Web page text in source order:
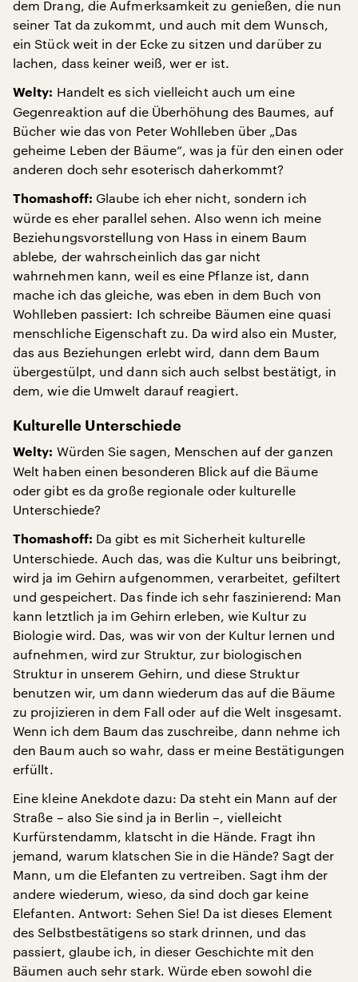
dem Drang, die Aufmerksamkeit zu genießen, die nun
seiner Tat da zukommt, und auch mit dem Wunsch,
ein Stück weit in der Ecke zu sitzen und darüber zu
lachen, dass keiner weiß, wer er ist.
Welty: Handelt es sich vielleicht auch um eine
Gegenreaktion auf die Überhöhung des Baumes, auf
Bücher wie das von Peter Wohlleben über „Das
geheime Leben der Bäume“, was ja für den einen oder
anderen doch sehr esoterisch daherkommt?
Thomashoff: Glaube ich eher nicht, sondern ich
würde es eher parallel sehen. Also wenn ich meine
Beziehungsvorstellung von Hass in einem Baum
ablebe, der wahrscheinlich das gar nicht
wahrnehmen kann, weil es eine Pflanze ist, dann
mache ich das gleiche, was eben in dem Buch von
Wohlleben passiert: Ich schreibe Bäumen eine quasi
menschliche Eigenschaft zu. Da wird also ein Muster,
das aus Beziehungen erlebt wird, dann dem Baum
übergestülpt, und dann sich auch selbst bestätigt, in
dem, wie die Umwelt darauf reagiert.
Kulturelle Unterschiede
Welty: Würden Sie sagen, Menschen auf der ganzen
Welt haben einen besonderen Blick auf die Bäume
oder gibt es da große regionale oder kulturelle
Unterschiede?
Thomashoff: Da gibt es mit Sicherheit kulturelle
Unterschiede. Auch das, was die Kultur uns beibringt,
wird ja im Gehirn aufgenommen, verarbeitet, gefiltert
und gespeichert. Das finde ich sehr faszinierend: Man
kann letztlich ja im Gehirn erleben, wie Kultur zu
Biologie wird. Das, was wir von der Kultur lernen und
aufnehmen, wird zur Struktur, zur biologischen
Struktur in unserem Gehirn, und diese Struktur
benutzen wir, um dann wiederum das auf die Bäume
zu projizieren in dem Fall oder auf die Welt insgesamt.
Wenn ich dem Baum das zuschreibe, dann nehme ich
den Baum auch so wahr, dass er meine Bestätigungen
erfüllt.
Eine kleine Anekdote dazu: Da steht ein Mann auf der
Straße – also Sie sind ja in Berlin –, vielleicht
Kurfürstendamm, klatscht in die Hände. Fragt ihn
jemand, warum klatschen Sie in die Hände? Sagt der
Mann, um die Elefanten zu vertreiben. Sagt ihm der
andere wiederum, wieso, da sind doch gar keine
Elefanten. Antwort: Sehen Sie! Da ist dieses Element
des Selbstbestätigens so stark drinnen, und das
passiert, glaube ich, in dieser Geschichte mit den
Bäumen auch sehr stark. Würde eben sowohl die